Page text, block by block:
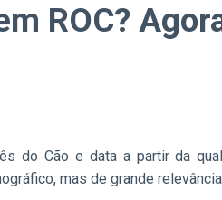
ROC?
do Cão e data a partir da
mas de grande